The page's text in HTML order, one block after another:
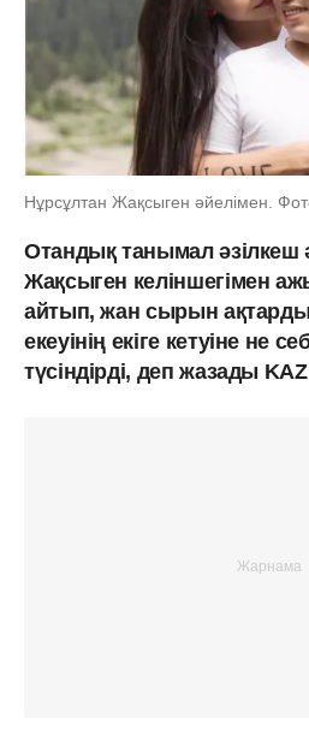
Нұрсұлтан Жақсыген әйелімен.
Отандық танымал әзілкеш
Жақсыген келіншегімен
айтып, жан сырын
екеуінің екіге кетуіне не
түсіндірді, деп жазады